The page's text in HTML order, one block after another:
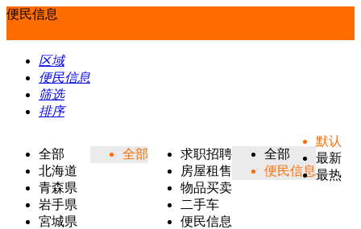
便民信息
区域
便民信息
筛选
排序
全部
北海道
青森県
岩手県
宮城県
全部
求职招聘
房屋租售
物品买卖
二手车
便民信息
全部
便民信息
默认
最新
最热